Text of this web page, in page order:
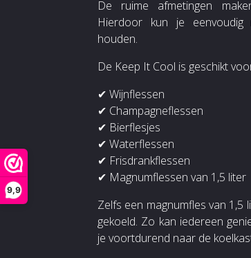
9,9
De ruime afmetingen
Hierdoor kun je eenvoudig
houden.
De Keep It Cool is geschikt
✔ Wijnflessen
✔ Champagneflessen
✔ Bierflesjes
✔ Waterflessen
✔ Frisdrankflessen
✔ Magnumflessen van 1,5 liter
Zelfs een magnumfles van
gekoeld. Zo kan iedereen
je voortdurend naar de